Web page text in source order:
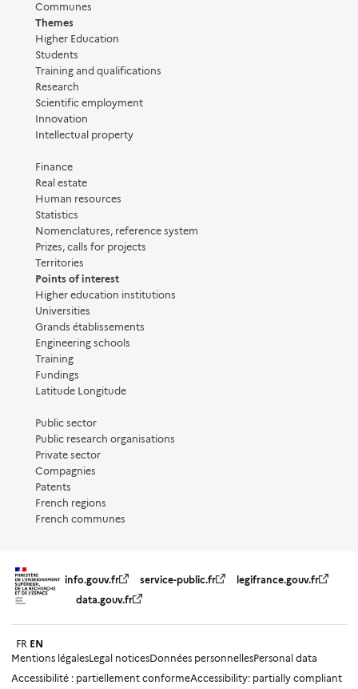
Communes
Themes
Higher Education
Students
Training and qualifications
Research
Scientific employment
Innovation
Intellectual property
Finance
Real estate
Human resources
Statistics
Nomenclatures, reference system
Prizes, calls for projects
Territories
Points of interest
Higher education institutions
Universities
Grands établissements
Engineering schools
Training
Fundings
Latitude Longitude
Public sector
Public research organisations
Private sector
Compagnies
Patents
French regions
French communes
info.gouv.fr service-public.fr
legifrance.gouv.fr
data.gouv.fr
FR EN
Mentions légalesLegal noticesDonnées personnellesPersonal data
Accessibilité : partiellement conformeAccessibility: partially compliant